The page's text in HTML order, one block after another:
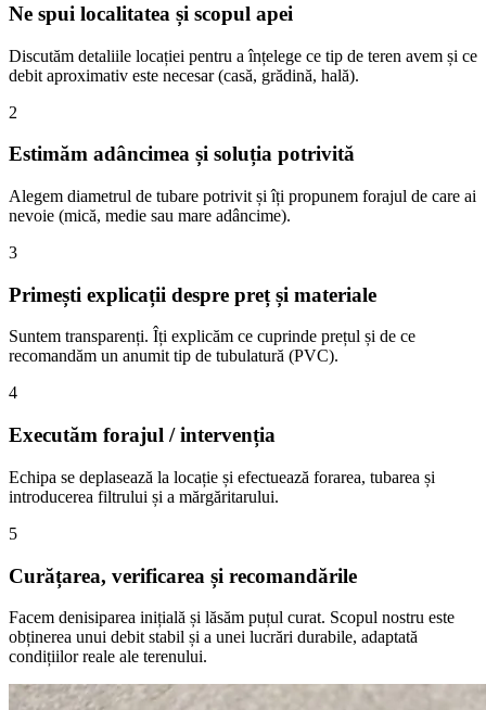
Ne spui localitatea și scopul apei
Discutăm detaliile locației pentru a înțelege ce tip de teren avem și ce
debit aproximativ este necesar (casă, grădină, hală).
2
Estimăm adâncimea și soluția potrivită
Alegem diametrul de tubare potrivit și îți propunem forajul de care ai
nevoie (mică, medie sau mare adâncime).
3
Primești explicații despre preț și materiale
Suntem transparenți. Îți explicăm ce cuprinde prețul și de ce
recomandăm un anumit tip de tubulatură (PVC).
4
Executăm forajul / intervenția
Echipa se deplasează la locație și efectuează forarea, tubarea și
introducerea filtrului și a mărgăritarului.
5
Curățarea, verificarea și recomandările
Facem denisiparea inițială și lăsăm puțul curat. Scopul nostru este
obținerea unui debit stabil și a unei lucrări durabile, adaptată
condițiilor reale ale terenului.